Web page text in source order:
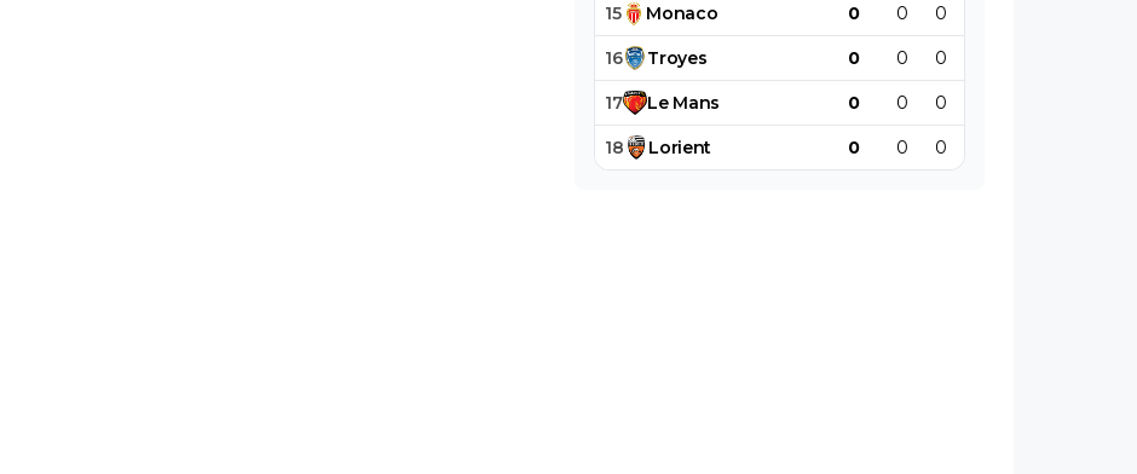
15 Monaco 0 0 0
16 Troyes 0 0 0
17 Le Mans 0 0 0
18 Lorient 0 0 0